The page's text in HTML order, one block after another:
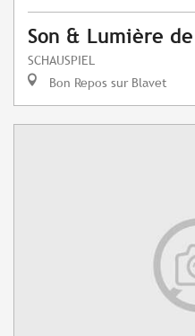
Son & Lumière de
SCHAUSPIEL
Bon Repos sur Blavet